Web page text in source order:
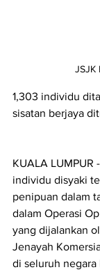
JSJK
1,303 individu
sisatan berjaya
KUALA LUMPUR
individu disyaki
penipuan dalam
dalam Operasi
yang dijalankan
Jenayah
di seluruh negara